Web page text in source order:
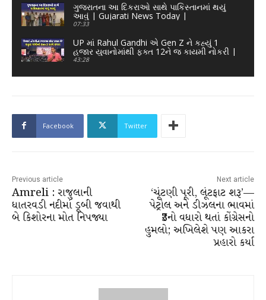
ગુજરાતના આ દિકરાઓ સાથે પાકિસ્તાનમાં થયું
આવું | Gujarati News Today |
07:33
UP માં Rahul Gandhi એ Gen Z ને કહ્યું 1
હજાર યુવાનોમાંથી ફક્ત 12ને જ કાયમી નોકરી |
Today News
43:28
Facebook Twitter
Previous article
Amreli : રાજુલાની
ધાતરવડી નદીમાં ડૂબી જવાથી
બે કિશોરના મોત નિપજ્યા
Next article
‘ચૂંટણી પૂરી, લૂંટફાટ શરૂ’—
પેટ્રોલ અને ડીઝલના ભાવમાં
₹3નો વધારો થતાં કોંગ્રેસનો
હુમલો; અખિલેશે પણ આકરા
પ્રહારો કર્યા